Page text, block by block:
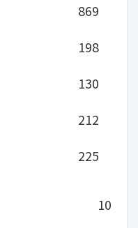
869
198
130
212
225
10